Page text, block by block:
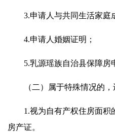
3.申请人与共同生活家庭
4.申请人婚姻证明；
5.乳源瑶族自治县保障房申
（二）属于特殊情况的，
1.视为自有产权住房面积
房产证。